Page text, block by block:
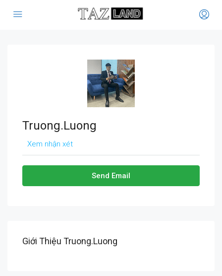
Truong.Luong
Xem nhận xét
Send Email
Giới Thiệu Truong.Luong